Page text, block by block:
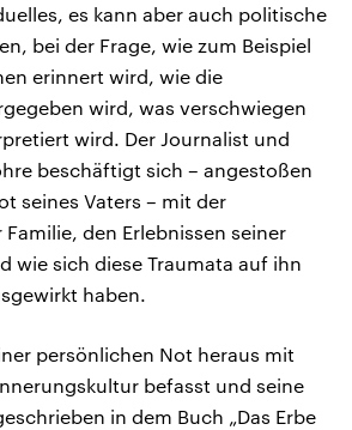
es kann aber auch politische
bei der Frage, wie zum Beispiel
erinnert wird, wie die
wird, was verschwiegen
wird. Der Journalist und
beschäftigt sich – angestoßen
seines Vaters – mit der
den Erlebnissen seiner
wie sich diese Traumata auf ihn
haben.
persönlichen Not heraus mit
befasst und seine
in dem Buch „Das Erbe